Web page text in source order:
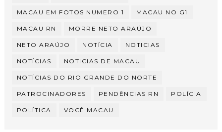
MACAU EM FOTOS NUMERO 1 MACAU NO G1
MACAU RN MORRE NETO ARAÚJO
NETO ARAÚJO NOTÍCIA NOTICIAS
NOTÍCIAS NOTICIAS DE MACAU
NOTÍCIAS DO RIO GRANDE DO NORTE
PATROCINADORES PENDÊNCIAS RN POLÍCIA
POLÍTICA VOCÊ MACAU